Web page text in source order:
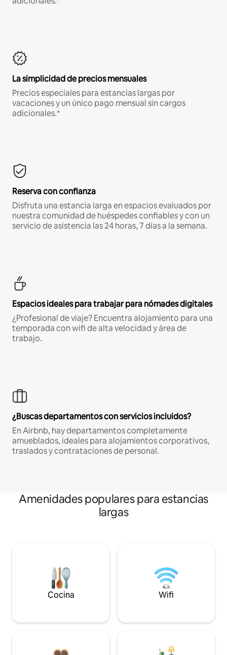
La simplicidad de precios mensuales
Precios especiales para estancias largas por
vacaciones y un único pago mensual sin cargos
adicionales.*
Reserva con confianza
Disfruta una estancia larga en espacios evaluados por
nuestra comunidad de huéspedes confiables y con un
servicio de asistencia las 24 horas, 7 días a la semana.
Espacios ideales para trabajar para nómades digitales
¿Profesional de viaje? Encuentra alojamiento para una
temporada con wifi de alta velocidad y área de
trabajo.
¿Buscas departamentos con servicios incluidos?
En Airbnb, hay departamentos completamente
amueblados, ideales para alojamientos corporativos,
traslados y contrataciones de personal.
Amenidades populares para estancias
largas
Cocina Wifi